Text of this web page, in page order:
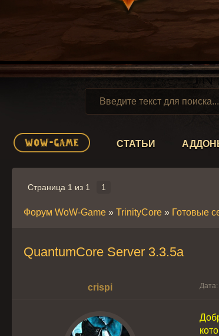
СТАТЬИ
Страница 1 из 1 1
Форум WoW-Game » TrinityCore » Готовые
QuantumCore Server 3.3.5a
crispi